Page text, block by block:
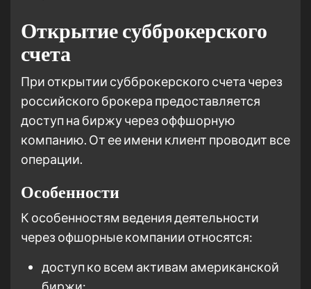
Открытие субброкерского
счета
При открытии субброкерского счета через
российского брокера предоставляется
доступ на биржу через оффшорную
компанию. От ее имени клиент проводит все
операции.
Особенности
К особенностям ведения деятельности
через офшорные компании относятся:
доступ ко всем активам американской
биржи;